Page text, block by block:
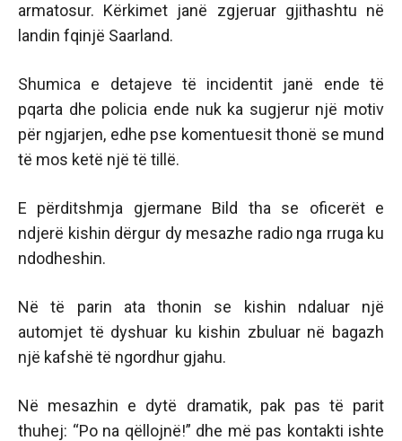
armatosur. Kërkimet janë zgjeruar gjithashtu në
landin fqinjë Saarland.
Shumica e detajeve të incidentit janë ende të
pqarta dhe policia ende nuk ka sugjerur një motiv
për ngjarjen, edhe pse komentuesit thonë se mund
të mos ketë një të tillë.
E përditshmja gjermane Bild tha se oficerët e
ndjerë kishin dërgur dy mesazhe radio nga rruga ku
ndodheshin.
Në të parin ata thonin se kishin ndaluar një
automjet të dyshuar ku kishin zbuluar në bagazh
një kafshë të ngordhur gjahu.
Në mesazhin e dytë dramatik, pak pas të parit
thuhej: “Po na qëllojnë!” dhe më pas kontakti ishte